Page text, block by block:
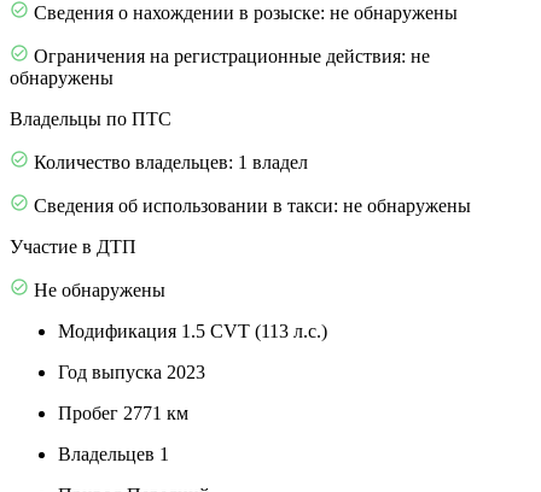
Сведения о нахождении в розыске: не обнаружены
Ограничения на регистрационные действия: не
обнаружены
Владельцы по ПТС
Количество владельцев: 1 владел
Сведения об использовании в такси: не обнаружены
Участие в ДТП
Не обнаружены
Модификация 1.5 CVT (113 л.с.)
Год выпуска 2023
Пробег 2771 км
Владельцев 1